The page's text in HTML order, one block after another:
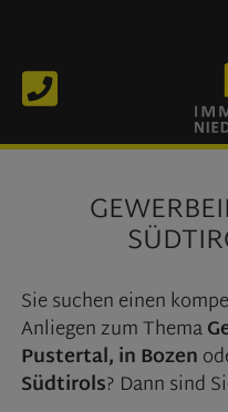
Sie suchen einen
Anliegen zum Thema
Pustertal, in Bozen
Südtirols? Dann sind